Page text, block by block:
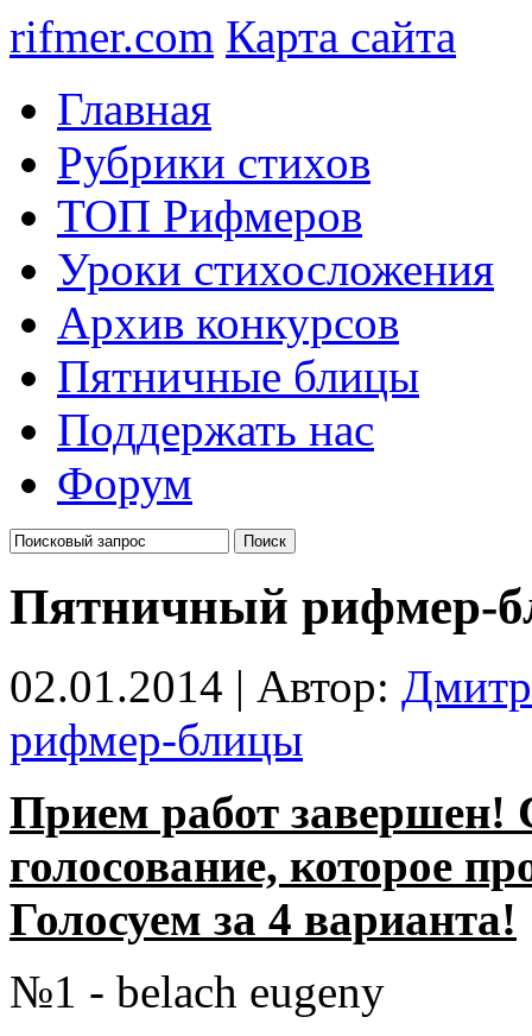
rifmer.com Карта сайта
Главная
Рубрики стихов
ТОП Рифмеров
Уроки стихосложения
Архив конкурсов
Пятничные блицы
Поддержать нас
Форум
Пятничный рифмер-
02.01.2014 | Автор:
рифмер-блицы
Прием работ завершен!
голосование, которое
Голосуем за 4 варианта!
№1 - belach eugeny